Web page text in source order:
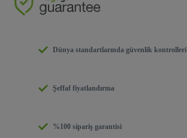
Dünya standartlarında güvenlik kontrolleri
Şeffaf fiyatlandırma
%100 sipariş garantisi